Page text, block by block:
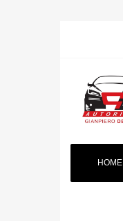
HOME